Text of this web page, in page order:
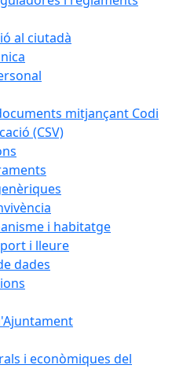
al ciutadà
mitjançant Codi
(CSV)
i habitatge
i lleure
dades
i econòmiques del